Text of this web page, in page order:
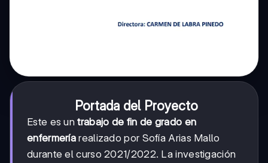
Portada del Proyecto
Este es untrabajo de fin de grado en
enfermería realizado por Sofía Arias Mallo
durante el curso 2021/2022. La investigación